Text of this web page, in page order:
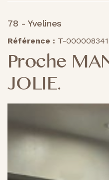
78 - Yvelines
Référence : T-000008341
Proche
JOLIE.